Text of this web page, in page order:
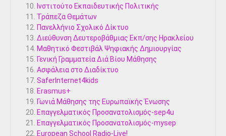
Ινστιτούτο Εκπαιδευτικής Πολιτικής
Τράπεζα Θεμάτων
Πανελλήνιο Σχολικό Δίκτυο
Διεύθυνση Δευτεροβάθμιας Εκπ/σης Ηρακλείου
Μαθητικό Φεστιβάλ Ψηφιακής Δημιουργίας
Γενική Γραμματεία Διά Βίου Μάθησης
Ασφάλεια στο Διαδίκτυο
SaferInternet4kids
Erasmus+
Γωνιά Μάθησης της Ευρωπαϊκής Ένωσης
Επαγγελματικός Προσανατολισμός-sep4u
Επαγγελματικός Προσανατολισμός-mysep
European School Radio-Live!